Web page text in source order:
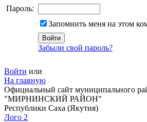
Пароль:
Запомнить меня на этом
Забыли свой пароль?
Войти или
На главную
Официальный сайт муниципального
"МИРНИНСКИЙ РАЙОН"
Республики Саха (Якутия)
Лого 2